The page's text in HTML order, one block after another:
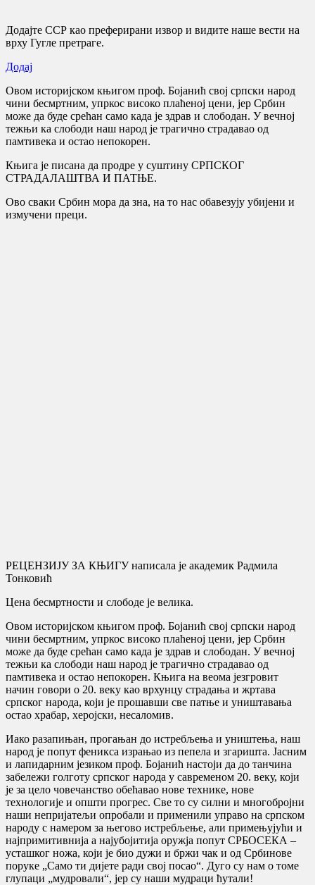
Додајте ССР као преферирани извор и видите наше вести на
врху Гугле претраге.
Додај
Овом историјском књигом проф. Бојанић свој српски народ
чини бесмртним, упркос високо плаћеној цени, јер Србин
може да буде срећан само када је здрав и слободан. У вечној
тежњи ка слободи наш народ је трагично страдавао од
памтивека и остао непокорен.
Књига је писана да продре у суштину СРПСКОГ
СТРАДАЛАШТВА И ПАТЊЕ.
Ово сваки Србин мора да зна, на то нас обавезују убијени и
измучени преци.
РЕЦЕНЗИЈУ ЗА КЊИГУ написала је академик Радмила
Тонковић
Цена бесмртности и слободе је велика.
Овом историјском књигом проф. Бојанић свој српски народ
чини бесмртним, упркос високо плаћеној цени, јер Србин
може да буде срећан само када је здрав и слободан. У вечној
тежњи ка слободи наш народ је трагично страдавао од
памтивека и остао непокорен. Књига на веома језгровит
начин говори о 20. веку као врхунцу страдања и жртава
српског народа, који је прошавши све патње и уништавања
остао храбар, херојски, несаломив.
Иако разапињан, прогањан до истребљења и уништења, наш
народ је попут феникса израњао из пепела и згаришта. Јасним
и лапидарним језиком проф. Бојанић настоји да до танчина
забележи голготу српског народа у савременом 20. веку, који
је за цело човечанство обећавао нове технике, нове
технологије и општи прогрес. Све то су силни и многобројни
наши непријатељи опробали и применили управо на српском
народу с намером за његово истребљење, али примењујући и
најпримитивнија а најубојитија оружја попут СРБОСЕКА –
усташког ножа, који је био дужи и бржи чак и од Србинове
поруке „Само ти дијете ради свој посао“. Дуго су нам о томе
глупаци „мудровали“, јер су наши мудраци ћутали!